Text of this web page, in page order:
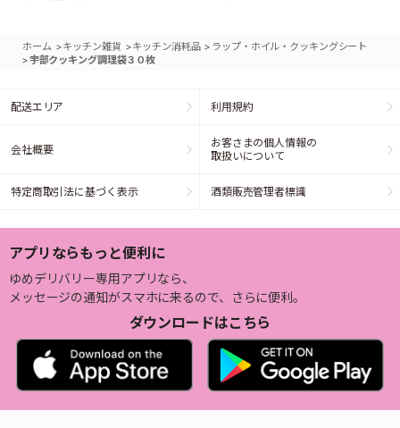
ホーム >キッチン雑貨 >キッチン消耗品 > ラップ・ホイル・クッキングシート
>宇部クッキング調理袋３０枚
配送エリア 利用規約
会社概要
お客さまの個人情報の
取扱いについて
特定商取引法に基づく表示 酒類販売管理者標識
アプリならもっと便利に
ゆめデリバリー専用アプリなら、
メッセージの通知がスマホに来るので、さらに便利。
ダウンロードはこちら